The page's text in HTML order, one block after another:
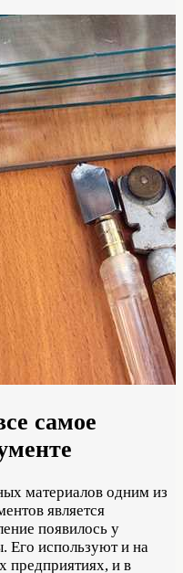
самое
материалов одним из
является
появилось у
Его используют и на
предприятиях, и в